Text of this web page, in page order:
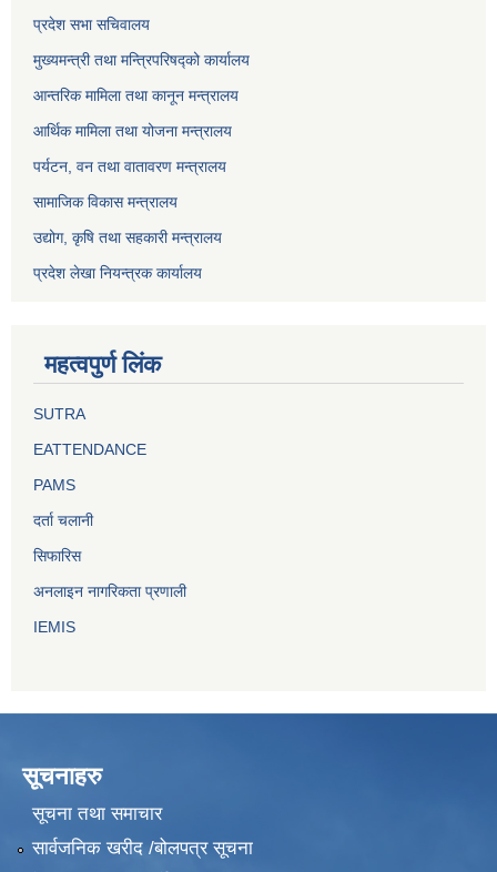
प्रदेश सभा सचिवालय
मुख्यमन्त्री तथा मन्त्रिपरिषद्को कार्यालय
आन्तरिक मामिला तथा कानून मन्त्रालय
आर्थिक मामिला तथा योजना मन्त्रालय
पर्यटन, वन तथा वातावरण मन्त्रालय
सामाजिक विकास मन्त्रालय
उद्योग, कृषि तथा सहकारी मन्त्रालय
प्रदेश लेखा नियन्त्रक कार्यालय
महत्वपुर्ण लिंक
SUTRA
EATTENDANCE
PAMS
दर्ता चलानी
सिफारिस
अनलाइन नागरिकता प्रणाली
IEMIS
सूचनाहरु
सूचना तथा समाचार
सार्वजनिक खरीद /बोलपत्र सूचना